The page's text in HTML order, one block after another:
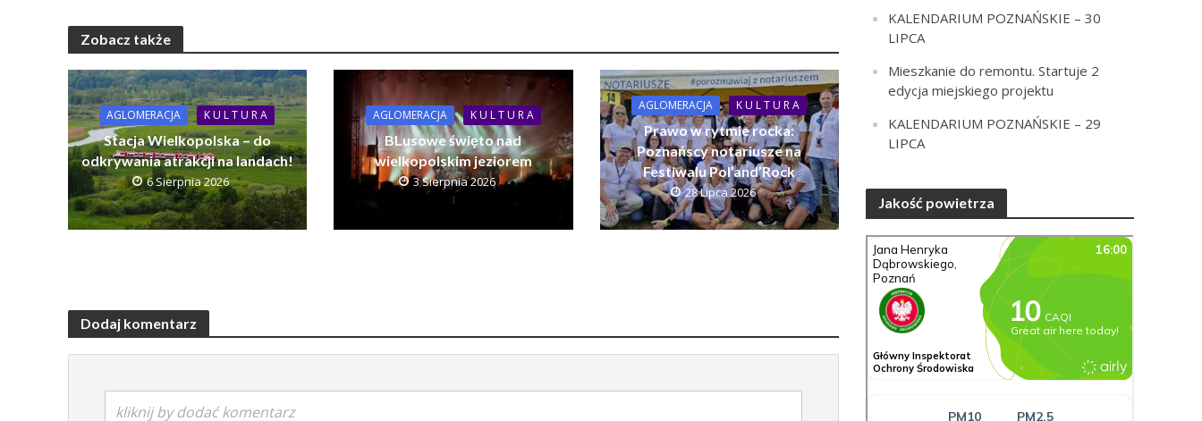
Zobacz także
AGLOMERACJA K U L T U R A
Stacja Wielkopolska – do
odkrywania atrakcji na landach!
6 Sierpnia 2026
AGLOMERACJA K U L T U R A
BLusowe święto nad
wielkopolskim jeziorem
3 Sierpnia 2026
AGLOMERACJA K U L T U R A
Prawo w rytmie rocka:
Poznańscy notariusze na
Festiwalu Pol’and’Rock
28 Lipca 2026
Dodaj komentarz
kliknij by dodać komentarz
KALENDARIUM POZNAŃSKIE – 30
LIPCA
Mieszkanie do remontu. Startuje 2
edycja miejskiego projektu
KALENDARIUM POZNAŃSKIE – 29
LIPCA
Jakość powietrza